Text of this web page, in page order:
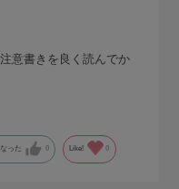
意書きを良く読んでか
った 0 Like! 0